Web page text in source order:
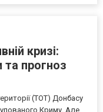
кризі:
та прогноз
(ТОТ) Донбасу
Криму. Але